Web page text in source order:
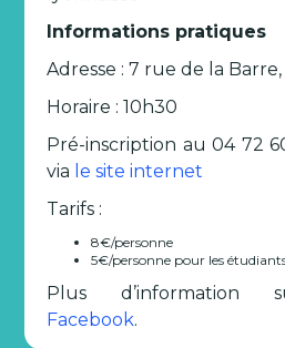
Informations pratiques
Adresse : 7 rue de la
Horaire : 10h30
Pré-inscription au 04 72
via le site internet
Tarifs :
8€/personne
5€/personne pour les
Plus d’information
Facebook.